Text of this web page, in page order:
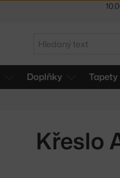
Hledat
Doplňky Tapety
Křeslo